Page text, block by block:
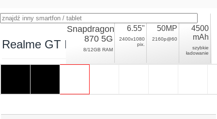
Realme GT Explorer Master
Snapdragon
870 5G
8/12GB RAM
6.55"
2400x1080
pix.
50MP
2160p@60
4500
mAh
szybkie
ładowanie